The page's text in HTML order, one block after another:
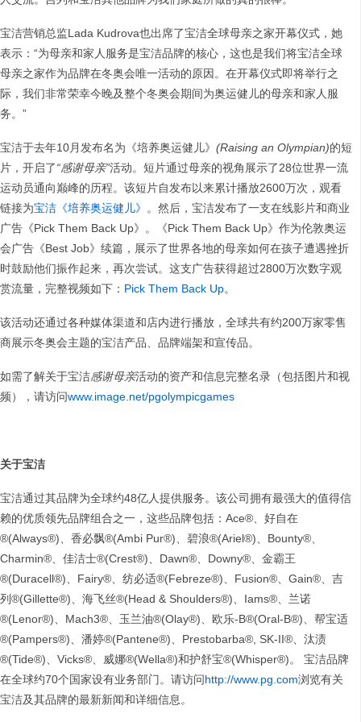
宝洁营销总监Lada Kudrova也出席了宝洁全球母亲之家开幕仪式，她
表示：“为母亲和家人服务是宝洁品牌的核心，这也是我们将宝洁全球
母亲之家作为品牌在冬奥会唯一活动的原因。在开幕仪式即将举行之
际，我们非常荣幸今晚及整个冬奥会期间为奥运健儿的母亲和家人服
务。”
宝洁于去年10月发布名为《培养奥运健儿》 (Raising an Olympian)的短
片，开启了“感谢母亲”活动。短片通过母亲的视角展示了28位世界一流
运动员通向巅峰的历程。该短片自发布以来累计播放2600万次，观看
链接为宝洁《培养奥运健儿》 。然后，宝洁发布了一支在线影片和商业
广告《Pick Them Back Up》。《Pick Them Back Up》作为伦敦奥运
会广告《Best Job》续篇，展示了世界各地的母亲如何在孩子遭遇挫折
时鼓励他们振作起来，再次尝试。这支广告获得超过2800万次数字观
赏流量，完整视频如下： Pick Them Back Up。
该活动还通过各种媒体渠道和店内进行播放，全球共有约200万家零售
商展示冬奥会主题的宝洁产品、品牌端架和宣传品。
如需了解关于宝洁感谢母亲活动的资产和信息完整名录（包括图片和视
频），请访问www.image.net/pgolympicgames
关于宝洁
宝洁通过其品牌为全球约48亿人提供服务。该公司拥有最强大的值得信
赖的优质领先品牌组合之一，这些品牌包括：Ace®、好自在
®(Always®)、香必飘®(Ambi Pur®)、碧浪®(Ariel®)、Bounty®、
Charmin®、佳洁士®(Crest®)、Dawn®、Downy®、金霸王
®(Duracell®)、Fairy®、纺必适®(Febreze®)、Fusion®、Gain®、吉
列®(Gillette®)、海飞丝®(Head & Shoulders®)、Iams®、兰诺
®(Lenor®)、Mach3®、玉兰油®(Olay®)、欧乐-B®(Oral-B®)、帮宝适
®(Pampers®)、潘婷®(Pantene®)、Prestobarba®, SK-II®、汰渍
®(Tide®)、Vicks®、威娜®(Wella®)和护舒宝®(Whisper®)。 宝洁品牌
在全球约70个国家设有业务部门。请访问http://www.pg.com浏览有关
宝洁及其品牌的最新新闻和详细信息。